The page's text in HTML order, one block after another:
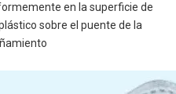
en la superficie de
sobre el puente de la